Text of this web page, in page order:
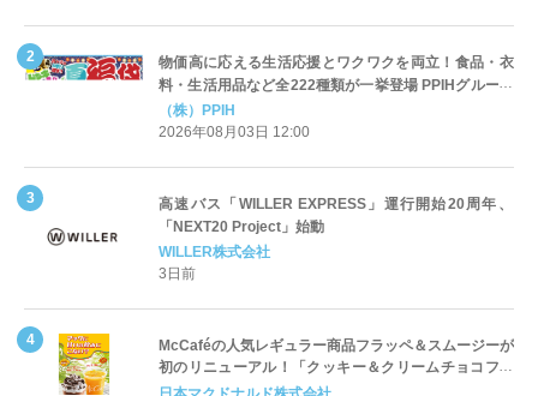
物価高に応える生活応援とワクワクを両立！食品・衣
料・生活用品など全222種類が一挙登場 PPIHグループ
「夏福袋」＆セール 8月6日(木)より順次スタート
（株）PPIH
2026年08月03日 12:00
高速バス「WILLER EXPRESS」運行開始20周年、
「NEXT20 Project」始動
WILLER株式会社
3日前
McCaféの人気レギュラー商品フラッペ＆スムージーが
初のリニューアル！「クッキー＆クリームチョコフラ
ッペ」「マンゴースムージー」8月5日（水）から販売